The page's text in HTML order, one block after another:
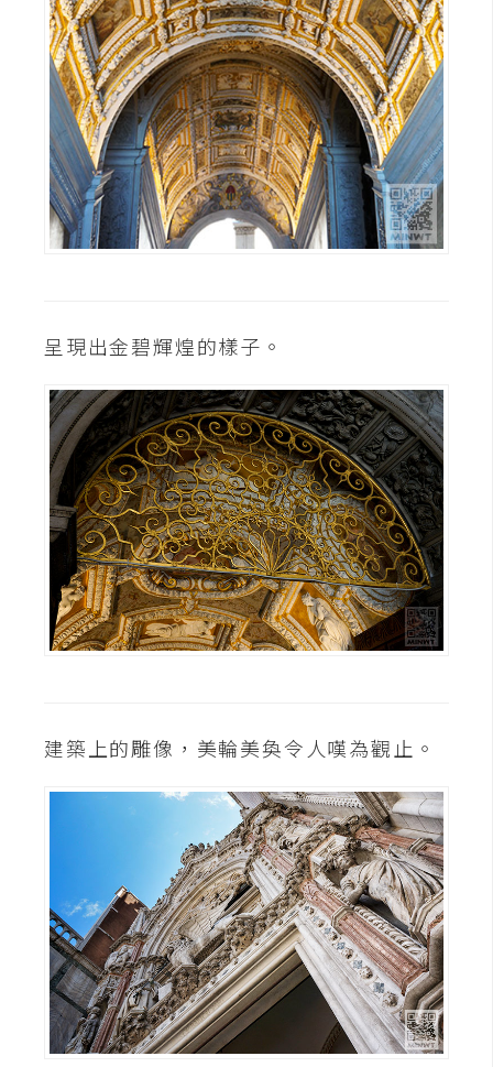
H
T
M
L
/
C
S
S
v
S
c
r
i
p
t
U
I
頁
後
端
P
H
呈現出金碧輝煌的樣子。
建築上的雕像，美輪美奐令人嘆為觀止。